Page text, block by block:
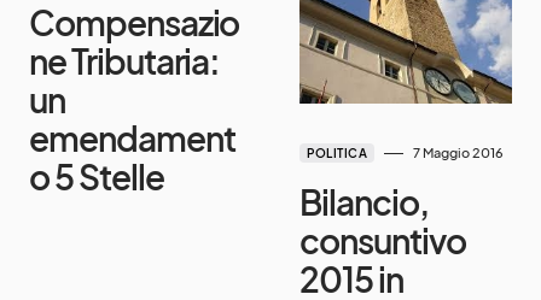
Compensazio
ne Tributaria:
un
emendament
o 5 Stelle
POLITICA 7 Maggio 2016
Bilancio,
consuntivo
2015 in